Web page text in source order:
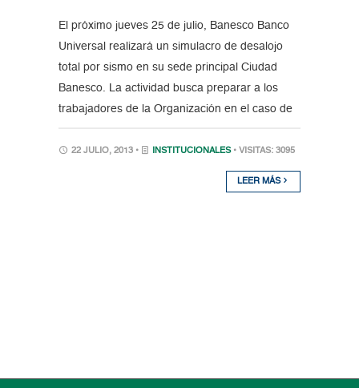
El próximo jueves 25 de julio, Banesco Banco
Universal realizará un simulacro de desalojo
total por sismo en su sede principal Ciudad
Banesco. La actividad busca preparar a los
trabajadores de la Organización en el caso de
22 JULIO, 2013 • INSTITUCIONALES • VISITAS: 3095
LEER MÁS